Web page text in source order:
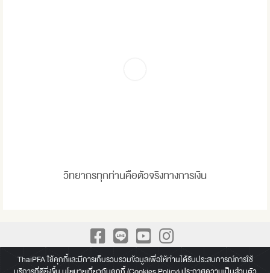
วิทยากรทุกท่านคือตัวจริงทางการเงิน
A Leading Academy for Practical Finance We build up Practical
ThaiPFA ใช้คุกกี้และมีการเก็บรวบรวมข้อมูลเพื่อให้ท่านได้รับประสบการณ์การใช้